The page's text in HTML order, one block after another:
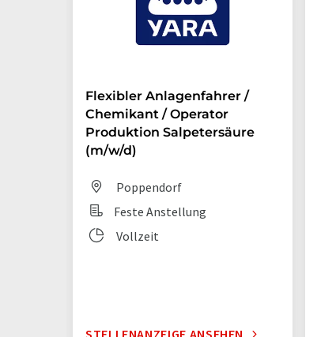
Flexibler Anlagenfahrer /
Chemikant / Operator
Produktion Salpetersäure
(m/w/d)
Poppendorf
Feste Anstellung
Vollzeit